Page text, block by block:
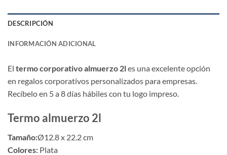
DESCRIPCIÓN
INFORMACIÓN ADICIONAL
El termo corporativo almuerzo 2les una excelente opción
en regalos corporativos personalizados para empresas.
Recíbelo en 5 a 8 días hábiles con tu logo impreso.
Termo almuerzo 2l
Tamaño:Ø12.8 x 22.2 cm
Colores: Plata